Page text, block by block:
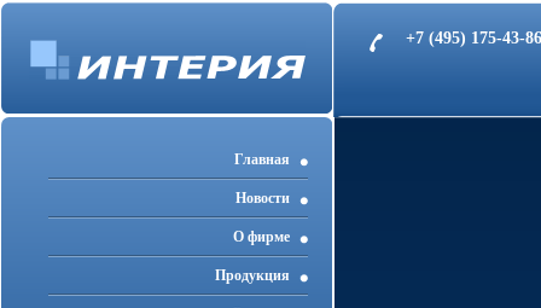
+7 (495) 175-43-
Главная
Новости
О фирме
Продукция